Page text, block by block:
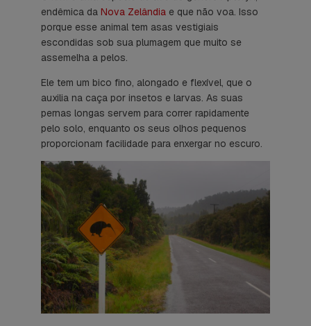
endêmica da Nova Zelândia e que não voa. Isso
porque esse animal tem asas vestigiais
escondidas sob sua plumagem que muito se
assemelha a pelos.
Ele tem um bico fino, alongado e flexível, que o
auxilia na caça por insetos e larvas. As suas
pernas longas servem para correr rapidamente
pelo solo, enquanto os seus olhos pequenos
proporcionam facilidade para enxergar no escuro.